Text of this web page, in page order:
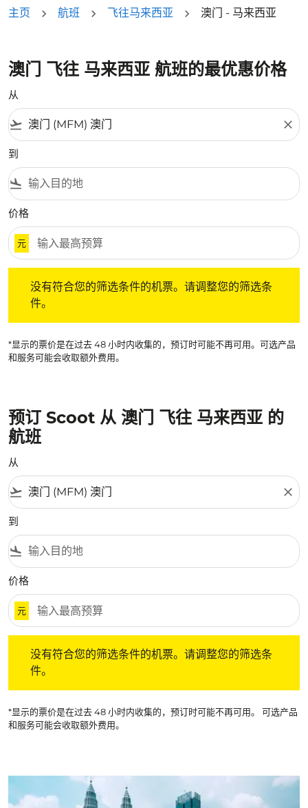
主页 航班 飞往马来西亚 澳门 - 马来西亚
澳门 飞往 马来西亚 航班的最优惠价格
从
flight_takeoff close
到
flight_land
价格
元
没有符合您的筛选条件的机票。请调整您的筛选条
件。
*显示的票价是在过去 48 小时内收集的，预订时可能不再可用。可选产品
和服务可能会收取额外费用。
预订 Scoot 从 澳门 飞往 马来西亚 的
航班
从
flight_takeoff close
到
flight_land
价格
元
没有符合您的筛选条件的机票。请调整您的筛选条
件。
*显示的票价是在过去 48 小时内收集的，预订时可能不再可用。 可选产品
和服务可能会收取额外费用。